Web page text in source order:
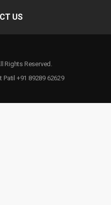
US
Rights Reserved.
+91 89289 62629